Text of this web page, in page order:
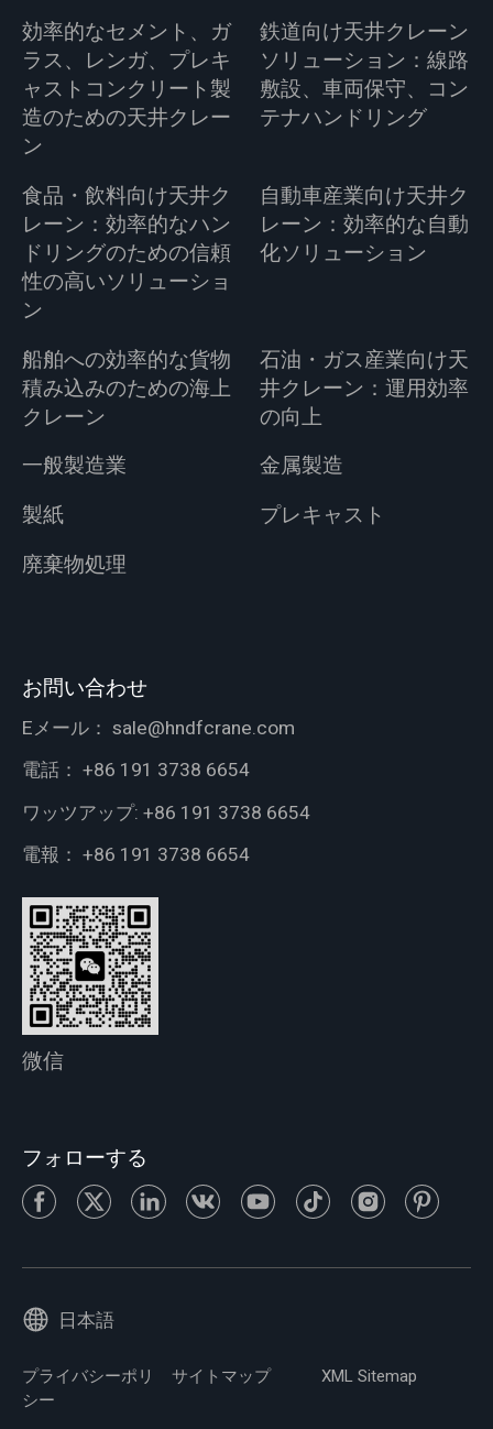
効率的なセメント、ガ
ラス、レンガ、プレキ
ャストコンクリート製
造のための天井クレー
ン
鉄道向け天井クレーン
ソリューション：線路
敷設、車両保守、コン
テナハンドリング
食品・飲料向け天井ク
レーン：効率的なハン
ドリングのための信頼
性の高いソリューショ
ン
自動車産業向け天井ク
レーン：効率的な自動
化ソリューション
船舶への効率的な貨物
積み込みのための海上
クレーン
石油・ガス産業向け天
井クレーン：運用効率
の向上
一般製造業
金属製造
製紙
プレキャスト
廃棄物処理
お問い合わせ
Eメール： sale@hndfcrane.com
電話： +86 191 3738 6654
ワッツアップ: +86 191 3738 6654
電報： +86 191 3738 6654
微信
フォローする
日本語
プライバシーポリ
シー
サイトマップ XML Sitemap